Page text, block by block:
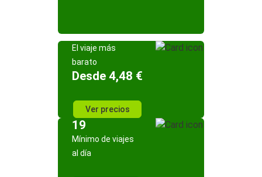
El viaje más
barato
Desde 4,48 €
Ver precios
19
Mínimo de viajes
al día